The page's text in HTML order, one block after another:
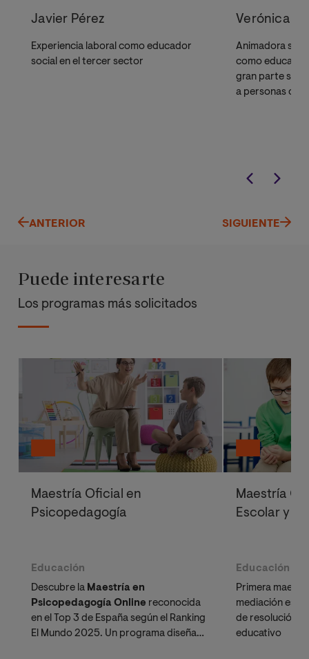
Javier Pérez
Experiencia laboral como educador
social en el tercer sector
Verónica
Animadora
como
gran parte su
a personas
ANTERIOR SIGUIENTE
Puede interesarte
Los programas más solicitados
Maestría Oficial en
Psicopedagogía
Educación
Descubre la Maestría en
Psicopedagogía Online reconocida
en el Top 3 de España según el Ranking
El Mundo 2025. Un programa diseñado
Maestría
Escolar y
Educación
Primera
mediación
de resolución
educativo